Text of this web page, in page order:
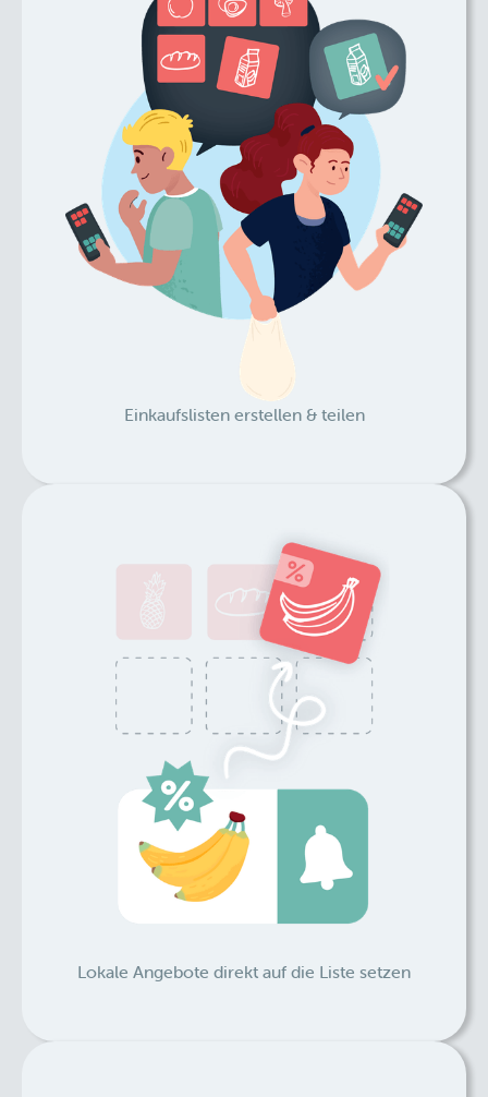
Einkaufslisten erstellen & teilen
Lokale Angebote direkt auf die Liste setzen